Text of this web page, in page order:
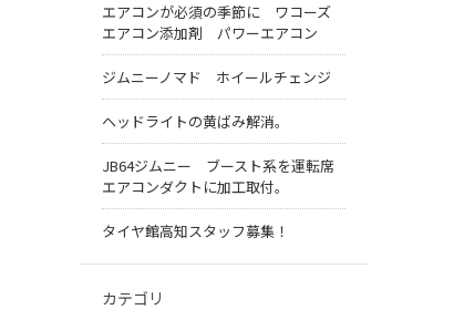
エアコンが必須の季節に ワコーズ
エアコン添加剤 パワーエアコン
ジムニーノマド ホイールチェンジ
ヘッドライトの黄ばみ解消。
JB64ジムニー ブースト系を運転席
エアコンダクトに加工取付。
タイヤ館高知スタッフ募集！
カテゴリ